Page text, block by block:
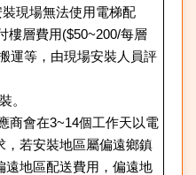
現場無法使用電梯配
樓層費用($50~200/每層
運等，由現場安裝人員評
。
商會在3~14個工作天以電
，若安裝地區屬偏遠鄉鎮
遠地區配送費用，偏遠地